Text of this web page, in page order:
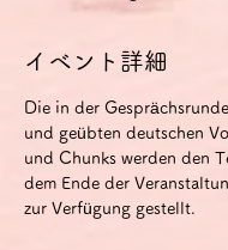
イベント詳細
Die in der
und geübten deutschen
und Chunks werden den
dem Ende der
zur Verfügung gestellt.